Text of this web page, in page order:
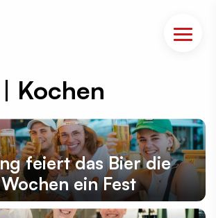
Kochen
feiert das Bier die
ein Fest